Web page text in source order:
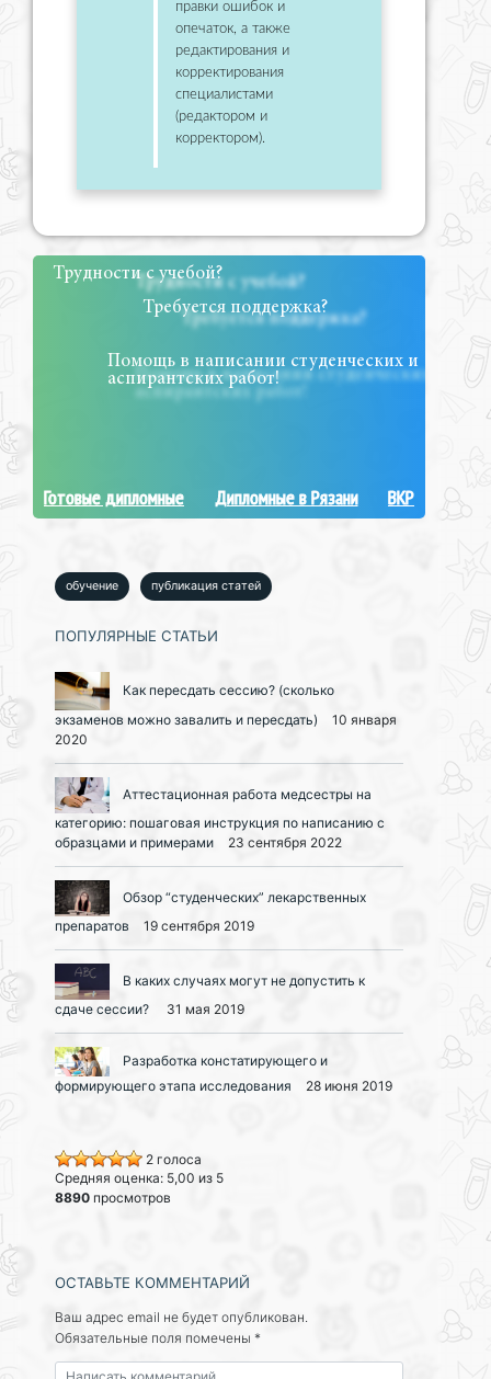
правки ошибок и
опечаток, а также
редактирования и
корректирования
специалистами
(редактором и
корректором).
Трудности с учебой?
Требуется поддержка?
Помощь в написании студенческих и
аспирантских работ!
Готовые дипломные Дипломные в Рязани ВКР
обучение публикация статей
ПОПУЛЯРНЫЕ СТАТЬИ
Как пересдать сессию? (сколько
экзаменов можно завалить и пересдать)
10 января
2020
Аттестационная работа медсестры на
категорию: пошаговая инструкция по написанию с
образцами и примерами
23 сентября 2022
Обзор “студенческих” лекарственных
препаратов
19 сентября 2019
В каких случаях могут не допустить к
сдаче сессии?
31 мая 2019
Разработка констатирующего и
формирующего этапа исследования
28 июня 2019
2 голоса
Средняя оценка: 5,00 из 5
8890 просмотров
ОСТАВЬТЕ КОММЕНТАРИЙ
Ваш адрес email не будет опубликован.
Обязательные поля помечены *